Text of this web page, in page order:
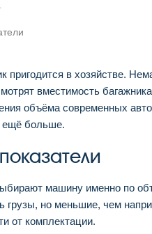
пригодится в хозяйстве.
вместимость
объёма современных
ещё больше.
машину именно по
грузы, но меньшие, чем
от комплектации.